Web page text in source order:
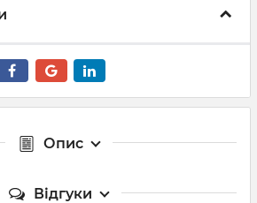
Опис
Відгуки